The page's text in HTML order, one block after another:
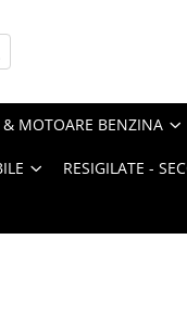
& MOTOARE BENZINA
RESIGILATE -